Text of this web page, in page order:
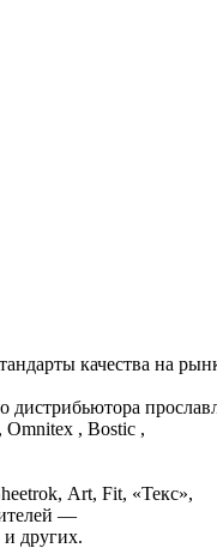
качества на
дистрибьютора
Omnitex , Bostic ,
Art, Fit, «Текс»,
—
других.